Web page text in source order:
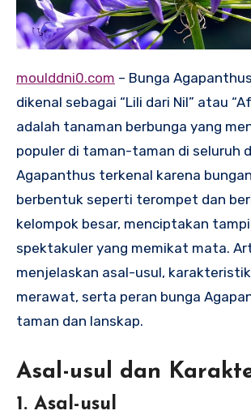
moulddni0.com – Bunga
dikenal sebagai “Lili dari Nil” atau
adalah tanaman berbunga yang
populer di taman-taman di seluruh
Agapanthus terkenal karena
berbentuk seperti terompet dan
kelompok besar, menciptakan
spektakuler yang memikat mata.
menjelaskan asal-usul,
merawat, serta peran bunga
taman dan lanskap.
Asal-usul dan
1. Asal-usul